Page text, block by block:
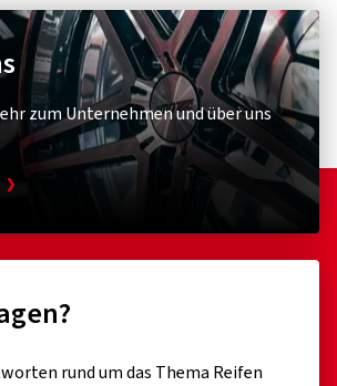
zum Unternehmen und über uns
rund um das Thema Reifen